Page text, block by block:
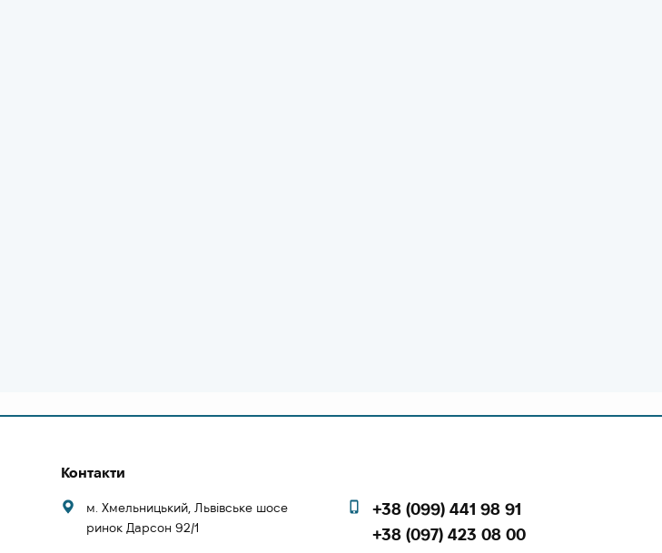
Контакти
м. Хмельницький, Львівське шосе
ринок Дарсон 92/1
+38 (099) 441 98 91
+38 (097) 423 08 00